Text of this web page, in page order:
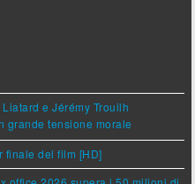
e Jérémy Trouilh
grande tensione morale
finale del film [HD]